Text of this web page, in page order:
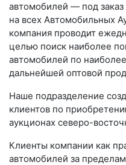
автомобилей — под
на всех Автомобильных
компания проводит
целью поиск наиболее
автомобилей по
дальнейшей оптовой
Наше подразделение
клиентов по
аукционах северо-
Клиенты компании как
автомобилей за